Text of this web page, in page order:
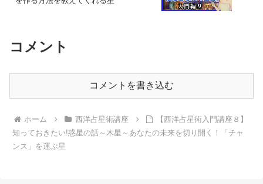
コメント
コメントを書き込む
ホーム 西洋占星術講座
【西洋占星術入門講座８】
知っておきたい!惑星の話～木星～あなたの未来を切り開く！「チャ
ンス」を運ぶ星